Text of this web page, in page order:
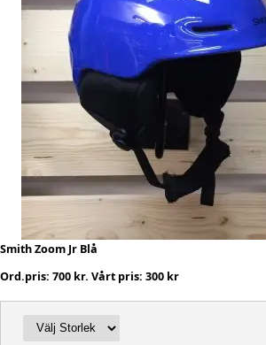
Smith Zoom Jr Blå
Ord.pris: 700 kr. Vårt pris: 300 kr